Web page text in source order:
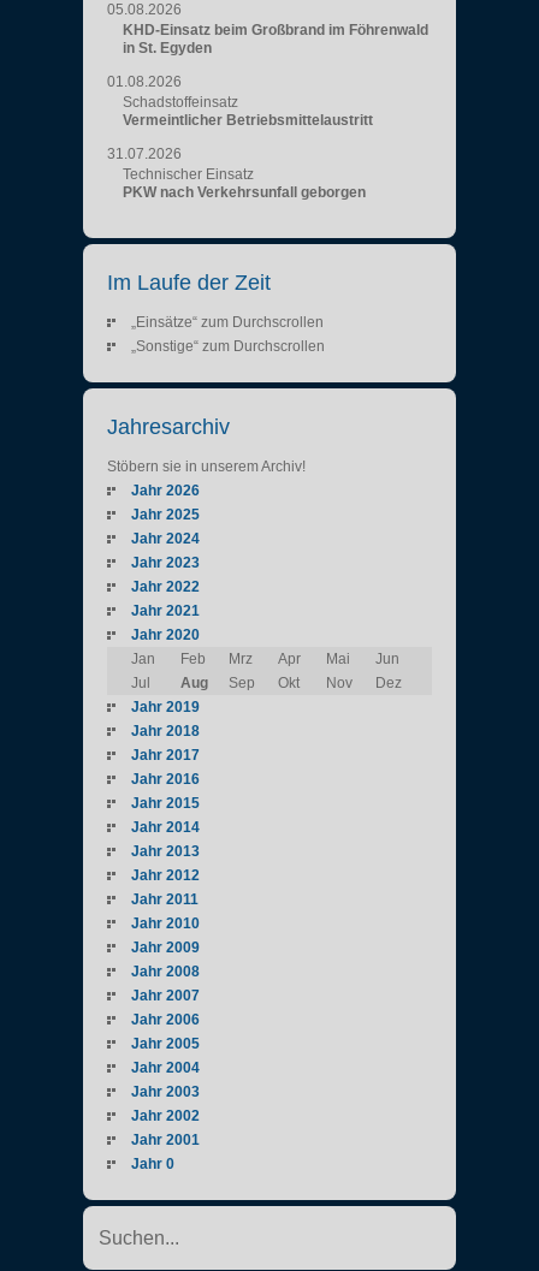
05.08.2026
KHD-Einsatz beim Großbrand im Föhrenwald
in St. Egyden
01.08.2026
Schadstoffeinsatz
Vermeintlicher Betriebsmittelaustritt
31.07.2026
Technischer Einsatz
PKW nach Verkehrsunfall geborgen
Im Laufe der Zeit
„Einsätze“ zum Durchscrollen
„Sonstige“ zum Durchscrollen
Jahresarchiv
Stöbern sie in unserem Archiv!
Jahr 2026
Jahr 2025
Jahr 2024
Jahr 2023
Jahr 2022
Jahr 2021
Jahr 2020
Jan
Feb Mrz Apr Mai
Jun
Jul
Aug Sep Okt Nov
Dez
Jahr 2019
Jahr 2018
Jahr 2017
Jahr 2016
Jahr 2015
Jahr 2014
Jahr 2013
Jahr 2012
Jahr 2011
Jahr 2010
Jahr 2009
Jahr 2008
Jahr 2007
Jahr 2006
Jahr 2005
Jahr 2004
Jahr 2003
Jahr 2002
Jahr 2001
Jahr 0